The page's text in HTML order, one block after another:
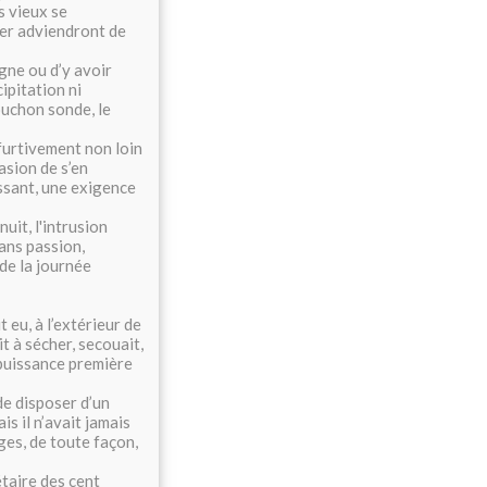
vieux se
adviendront de
ou d’y avoir
ni
sonde, le
non loin
de s’en
une exigence
nuit, l'intrusion
passion,
la journée
eu, à l’extérieur de
à sécher, secouait,
première
disposer d’un
il n’avait jamais
de toute façon,
des cent